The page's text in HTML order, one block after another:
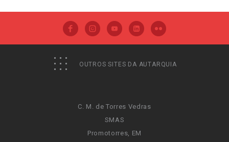
OUTROS SITES DA AUTARQUIA
C. M. de Torres Vedras
SMAS
Promotorres, EM